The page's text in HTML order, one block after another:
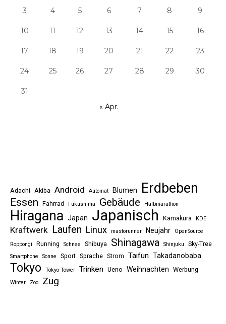
3 4 5 6 7 8 9
10 11 12 13 14 15 16
17 18 19 20 21 22 23
24 25 26 27 28 29 30
31
« Apr.
Adachi Akiba Android Automat Blumen Erdbeben
Essen Fahrrad Fukushima Gebäude Halbmarathon
Hiragana Japan Japanisch Kamakura KDE
Kraftwerk Laufen Linux mastorunner Neujahr
OpenSource
Roppongi
Running Schnee Shibuya Shinagawa Shinjuku Sky-Tree
Smartphone Sonne Sport Sprache Strom Taifun Takadanobaba
Tokyo Tokyo-Tower Trinken Ueno Weihnachten Werbung
Winter Zoo Zug